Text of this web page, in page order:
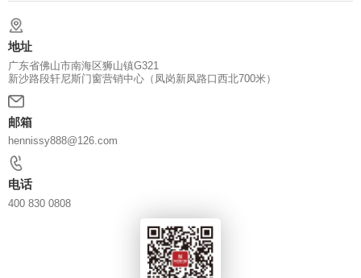
地址
广东省佛山市南海区狮山镇G321
新沙路段轩尼斯门窗营销中心（凤岗新凤路口西北700米）
邮箱
hennissy888@126.com
电话
400 830 0808